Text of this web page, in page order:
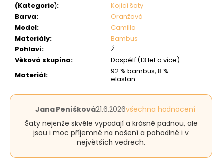
(Kategorie):
Kojicí šaty
Barva:
Oranžová
Model:
Camilla
Materiály:
Bambus
Pohlaví:
Ž
Věková skupina:
Dospělí (13 let a více)
Materiál:
92 % bambus, 8 %
elastan
Hodnocení
je
5
5
Jana Peníšková21.6.2026všechna hodnocení
Šaty nejenže skvěle vypadají a krásně padnou, ale
jsou i moc příjemné na nošení a pohodlné i v
největších vedrech.